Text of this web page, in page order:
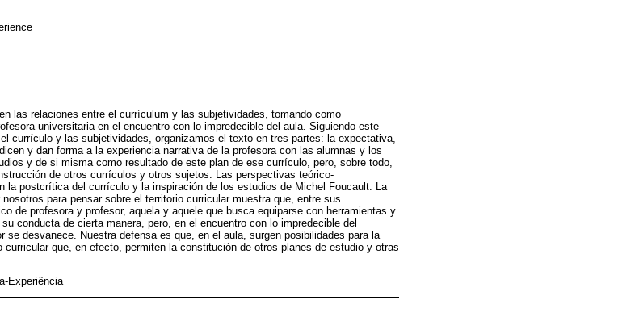
las relaciones entre el currículum y las subjetividades, tomando como
universitaria en el encuentro con lo impredecible del aula. Siguiendo este
currículo y las subjetividades, organizamos el texto en tres partes: la expectativa,
y dan forma a la experiencia narrativa de la profesora con las alumnas y los
y de si misma como resultado de este plan de ese currículo, pero, sobre todo,
de otros currículos y otros sujetos. Las perspectivas teórico-
la postcrítica del currículo y la inspiración de los estudios de Michel Foucault. La
para pensar sobre el territorio curricular muestra que, entre sus
de profesora y profesor, aquela y aquele que busca equiparse con herramientas y
conducta de cierta manera, pero, en el encuentro con lo impredecible del
desvanece. Nuestra defensa es que, en el aula, surgen posibilidades para la
que, en efecto, permiten la constitución de otros planes de estudio y otras
Experiência